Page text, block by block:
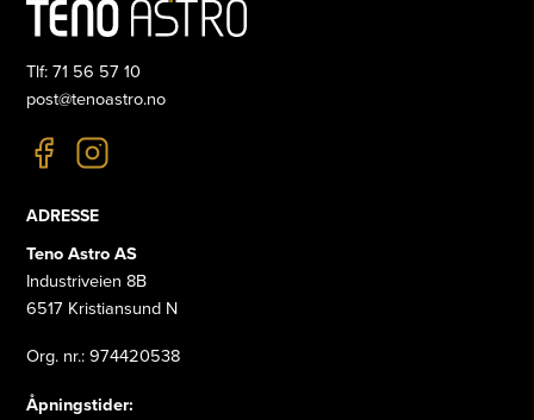
Tlf: 71 56 57 10
post@tenoastro.no
ADRESSE
Teno Astro AS
Industriveien 8B
6517 Kristiansund N
Org. nr.: 974420538
Åpningstider: